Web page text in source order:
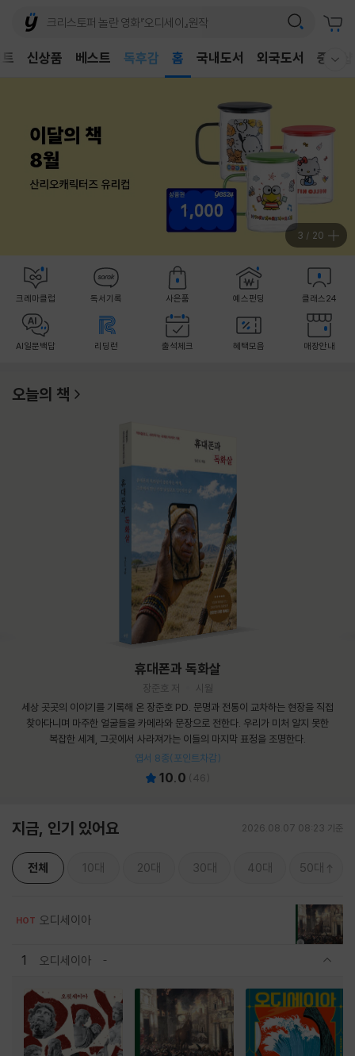
신상품 베스트
독후감
어린이
홈 국내도서 외국도서 중고샵
4 / 20
크레마클럽 독서기록 사은품 예스펀딩 클래스24
AI일문백답 리딩런 출석체크 혜택모음 매장안내
오늘의 책
휴대폰과 독화살
장준호 저
시월
세상 곳곳의 이야기를 기록해 온 장준호 PD. 문명과 전통이 교차하는 현장을 직접
찾아다니며 마주한 얼굴들을 카메라와 문장으로 전한다. 우리가 미처 알지 못한
복잡한 세계, 그곳에서 사라져가는 이들의 마지막 표정을 조명한다.
엽서 8종(포인트차감)
10.0 (46)
지금, 인기 있어요 2026.08.07 08:23 기준
전체 10대 20대 30대 40대 50대
HOT 오디세이아
1 오디세이아